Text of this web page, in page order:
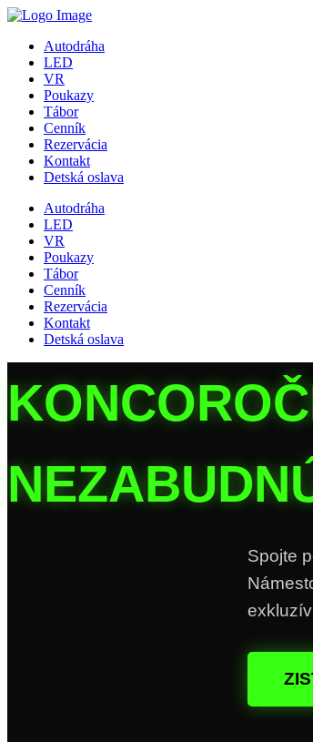
Autodráha
LED
VR
Poukazy
Tábor
Cenník
Rezervácia
Kontakt
Detská oslava
Autodráha
LED
VR
Poukazy
Tábor
Cenník
Rezervácia
Kontakt
Detská oslava
Spojte